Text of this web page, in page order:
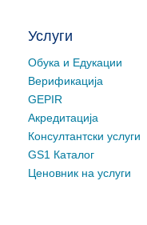
Услуги
Обука и Едукации
Верификација
GEPIR
Акредитација
Консултантски услуги
GS1 Каталог
Ценовник на услуги